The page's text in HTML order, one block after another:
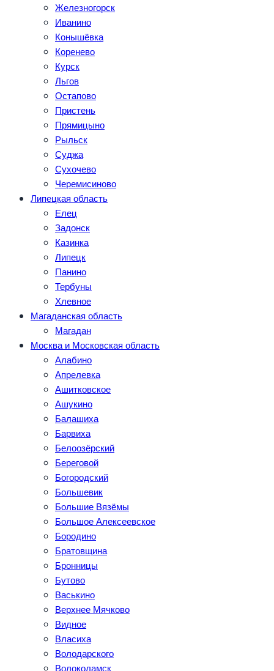
Железногорск
Иванино
Конышёвка
Коренево
Курск
Льгов
Остапово
Пристень
Прямицыно
Рыльск
Суджа
Сухочево
Черемисиново
Липецкая область
Елец
Задонск
Казинка
Липецк
Панино
Тербуны
Хлевное
Магаданская область
Магадан
Москва и Московская область
Алабино
Апрелевка
Ашитковское
Ашукино
Балашиха
Барвиха
Белоозёрский
Береговой
Богородский
Большевик
Большие Вязёмы
Большое Алексеевское
Бородино
Братовщина
Бронницы
Бутово
Васькино
Верхнее Мячково
Видное
Власиха
Володарского
Волоколамск